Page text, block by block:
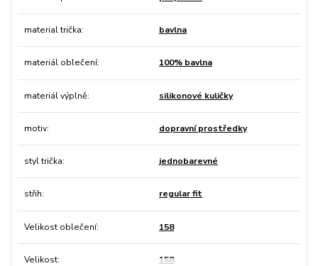
material trička bavlna
materiál oblečení 100% bavlna
materiál výplně silikonové kuličky
motiv dopravní prostředky
styl trička jednobarevné
střih regular fit
Velikost oblečení 158
Velikost 158